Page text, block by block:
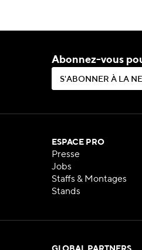
Abonnez-vous
S'A BO N N E R À LA N
S'ABONNER À LA N
ESPACE PRO
Presse
Jobs
Staffs & Montages
Stands